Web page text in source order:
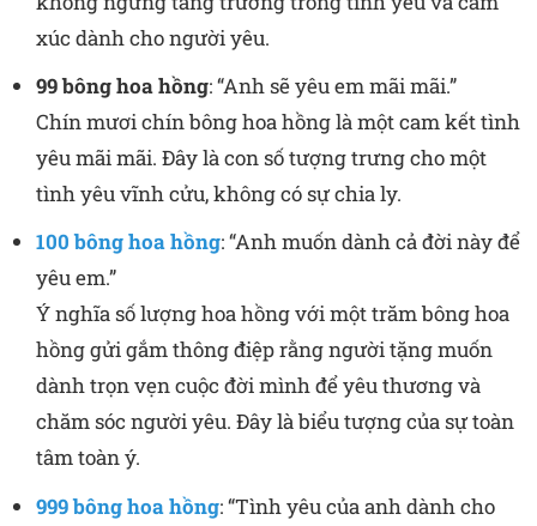
xúc dành cho người yêu.
99 bông hoa hồng: “Anh sẽ yêu em mãi mãi.”
Chín mươi chín bông hoa hồng là một cam kết tình
yêu mãi mãi. Đây là con số tượng trưng cho một
tình yêu vĩnh cửu, không có sự chia ly.
100 bông hoa hồng: “Anh muốn dành cả đời này để
yêu em.”
Ý nghĩa số lượng hoa hồng với một trăm bông hoa
hồng gửi gắm thông điệp rằng người tặng muốn
dành trọn vẹn cuộc đời mình để yêu thương và
chăm sóc người yêu. Đây là biểu tượng của sự toàn
tâm toàn ý.
999 bông hoa hồng: “Tình yêu của anh dành cho